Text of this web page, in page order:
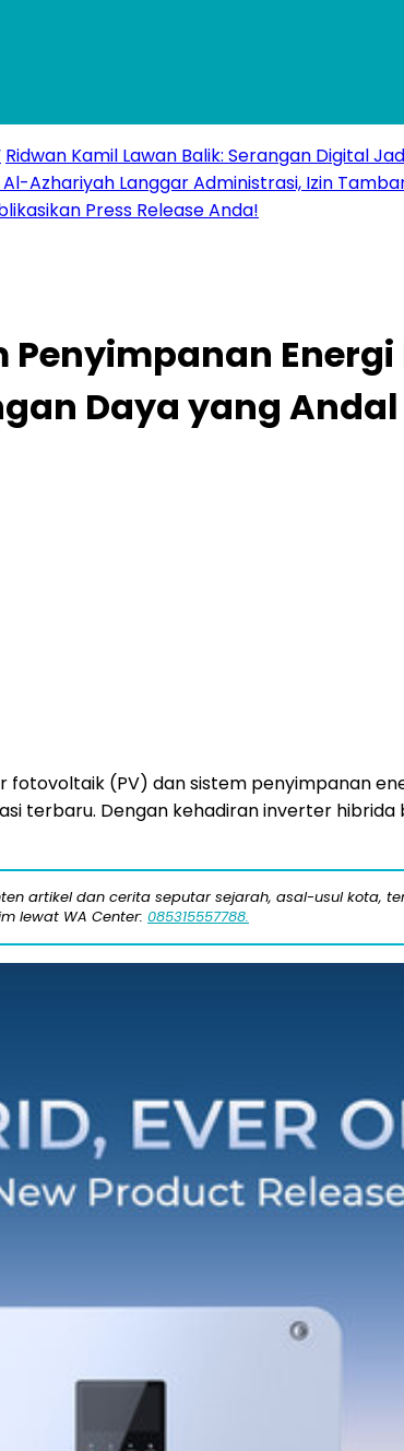
Ridwan Kamil Lawan Balik: Serangan Digital
Azhariyah Langgar Administrasi, Izin
Press Release Anda!
Daya yang Andal
fotovoltaik (PV) dan sistem penyimpanan
terbaru. Dengan kehadiran inverter hibrida
artikel dan cerita seputar sejarah, asal-usul kota,
lewat WA Center: 085315557788.